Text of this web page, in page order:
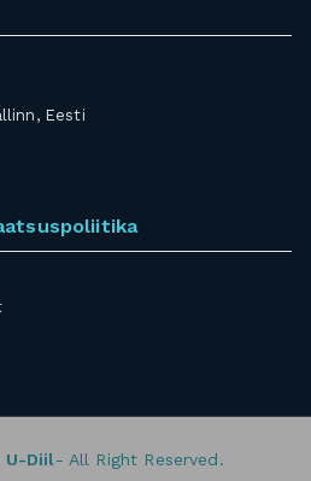
Eesti
U-Diil- All Right Reserved.